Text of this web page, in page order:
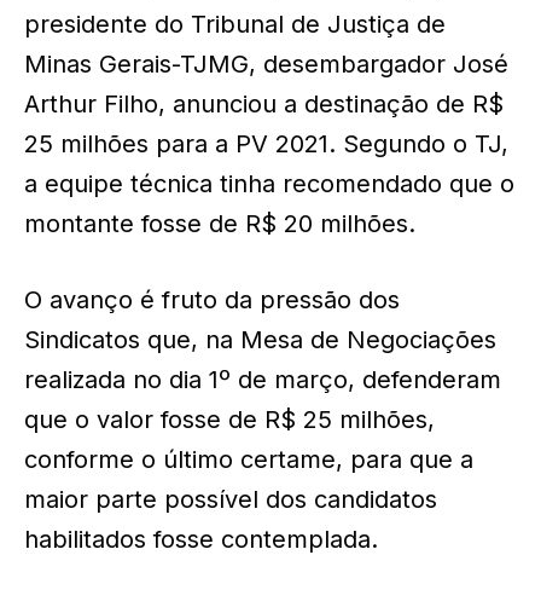
presidente do Tribunal de Justiça de
Minas Gerais-TJMG, desembargador José
Arthur Filho, anunciou a destinação de R$
25 milhões para a PV 2021. Segundo o TJ,
a equipe técnica tinha recomendado que o
montante fosse de R$ 20 milhões.
O avanço é fruto da pressão dos
Sindicatos que, na Mesa de Negociações
realizada no dia 1º de março, defenderam
que o valor fosse de R$ 25 milhões,
conforme o último certame, para que a
maior parte possível dos candidatos
habilitados fosse contemplada.